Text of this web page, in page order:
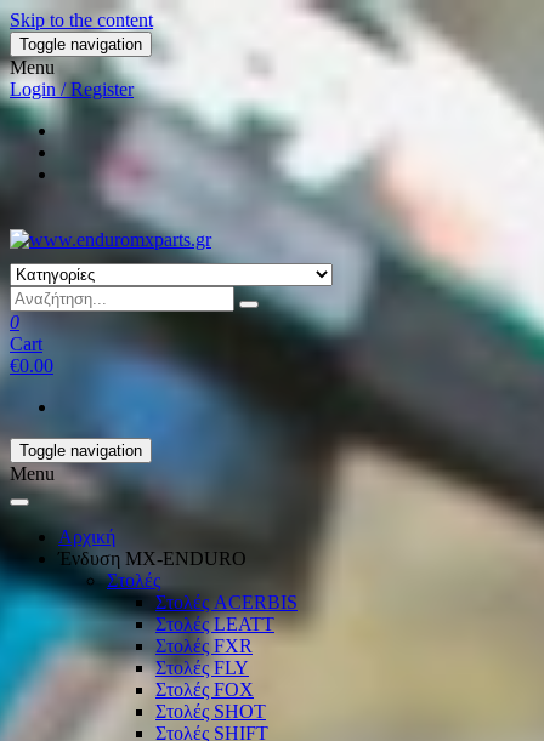
Skip to the content
Toggle navigation
Menu
Login / Register
0
Cart
€0.00
Toggle navigation
Menu
Αρχική
Ένδυση ΜΧ-ΕΝDURO
Στολές
Στολές ACERBIS
Στολές LEATT
Στολές FXR
Στολές FLY
Στολές FOX
Στολές SHOT
Στολές SHIFT